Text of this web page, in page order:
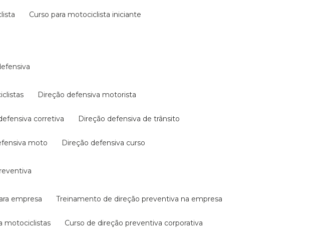
curso para motociclista iniciante
direção defensiva motorista
corretiva direção defensiva de trânsito
moto direção defensiva curso
empresa treinamento de direção preventiva na empresa
motociclistas curso de direção preventiva corporativa